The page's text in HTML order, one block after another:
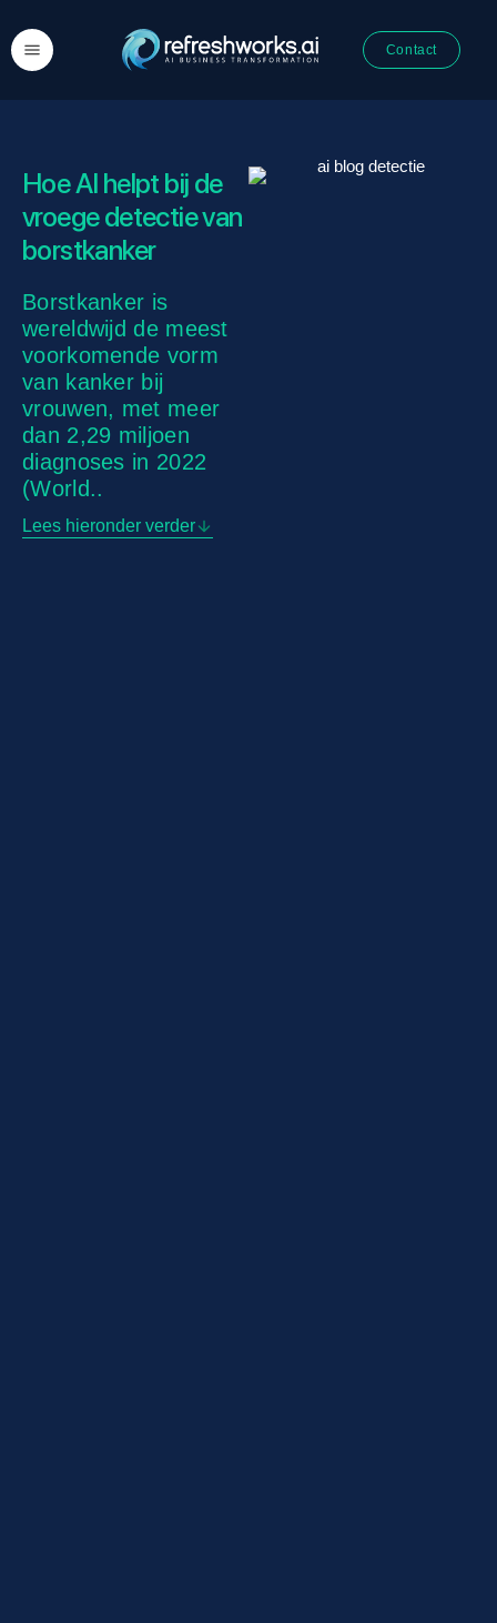
Contact
Hoe AI helpt bij de
vroege detectie van
borstkanker
Borstkanker is
wereldwijd de meest
voorkomende vorm
van kanker bij
vrouwen, met meer
dan 2,29 miljoen
diagnoses in 2022
(World..
Lees hieronder verder